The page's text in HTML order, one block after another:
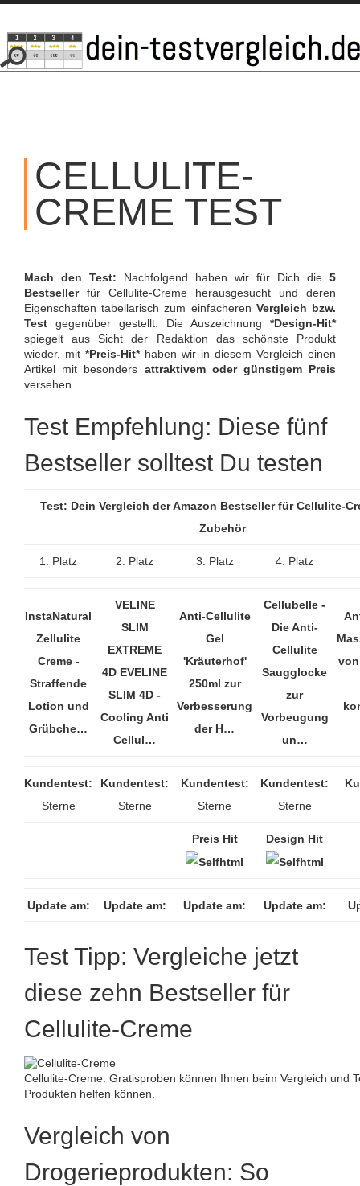
SKIP
CONTENT
CELLULITE-
CREME TEST
Mach den Test: Nachfolgend haben wir für Dich die 5
Bestsellerfür Cellulite-Creme herausgesucht und deren
Eigenschaften tabellarisch zum einfacheren Vergleich bzw.
Test gegenüber gestellt. Die Auszeichnung *Design-Hit*
spiegelt aus Sicht der Redaktion das schönste Produkt
wieder, mit *Preis-Hit*haben wir in diesem Vergleich einen
Artikel mit besonders attraktivem oder günstigem Preis
versehen.
Test Empfehlung: Diese fünf
Bestseller solltest Du testen
Test: Dein Vergleich der Amazon Bestseller für Cellulite-
Zubehör
1. Platz 2. Platz 3. Platz 4. Platz
InstaNatural
Zellulite
Creme -
Straffende
Lotion und
Grübche…
VELINE
SLIM
EXTREME
4D EVELINE
SLIM 4D -
Cooling Anti
Cellul…
Anti-Cellulite
Gel
'Kräuterhof'
250ml zur
Verbesserung
der H…
Cellubelle -
Die Anti-
Cellulite
Saugglocke
zur
Vorbeugung
un…
Kundentest:
Sterne
Kundentest:
Sterne
Kundentest:
Sterne
Kundentest:
Sterne
Preis Hit Design Hit
Update am: Update am: Update am: Update am:
Test Tipp: Vergleiche jetzt
diese zehn Bestseller für
Cellulite-Creme
Cellulite-Creme: Gratisproben können Ihnen beim Vergleich und
Produkten helfen können.
Vergleich von
Drogerieprodukten: So